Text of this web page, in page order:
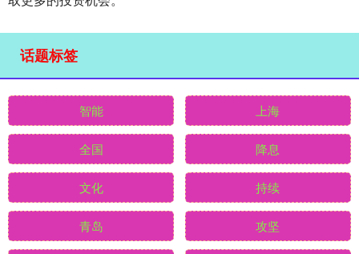
话题标签
智能 上海
全国 降息
文化 持续
青岛 攻坚